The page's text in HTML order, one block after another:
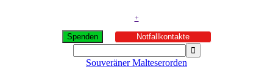
+
Spenden Notfallkontakte
Souveräner Malteserorden